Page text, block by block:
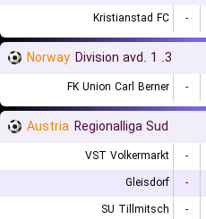
Kristianstad FC -
Norway 3. Division avd. 1
FK Union Carl Berner -
Austria Regionalliga Sud
VST Volkermarkt -
Gleisdorf
-
SU Tillmitsch
-